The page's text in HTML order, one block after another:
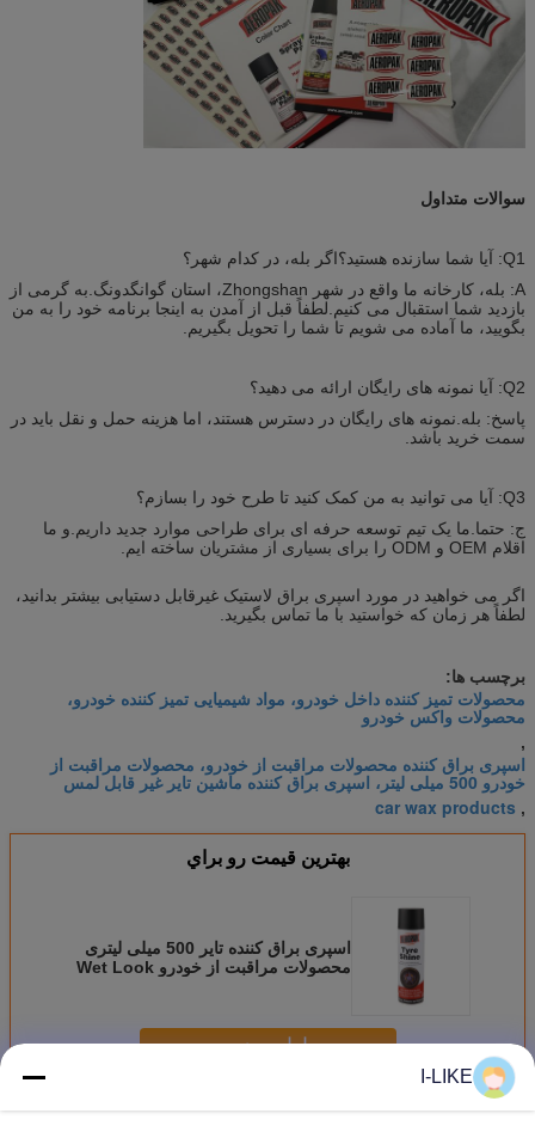
سوالات متداول
Q1: آیا شما سازنده هستید؟اگر بله، در کدام شهر؟
A: بله، کارخانه ما واقع در شهر Zhongshan، استان گوانگدونگ.به گرمی از
بازدید شما استقبال می کنیم.لطفاً قبل از آمدن به اینجا برنامه خود را به من
بگویید، ما آماده می شویم تا شما را تحویل بگیریم.
Q2: آیا نمونه های رایگان ارائه می دهید؟
پاسخ: بله.نمونه های رایگان در دسترس هستند، اما هزینه حمل و نقل باید در
سمت خرید باشد.
Q3: آیا می توانید به من کمک کنید تا طرح خود را بسازم؟
ج: حتما.ما یک تیم توسعه حرفه ای برای طراحی موارد جدید داریم.و ما
اقلام OEM و ODM را برای بسیاری از مشتریان ساخته ایم.
اگر می خواهید در مورد اسپری براق لاستیک غیرقابل دستیابی بیشتر بدانید،
لطفاً هر زمان که خواستید با ما تماس بگیرید.
برچسب ها:
محصولات تمیز کننده داخل خودرو، مواد شیمیایی تمیز کننده خودرو،
محصولات واکس خودرو
,
اسپری براق کننده محصولات مراقبت از خودرو، محصولات مراقبت از
خودرو 500 میلی لیتر، اسپری براق کننده ماشین تایر غیر قابل لمس
,
car wax products
بهترين قيمت رو براي
اسپری براق کننده تایر 500 میلی لیتری
محصولات مراقبت از خودرو Wet Look
ادامه هید
بیشمحصولات مراقبت از خودرو
I-LIKE